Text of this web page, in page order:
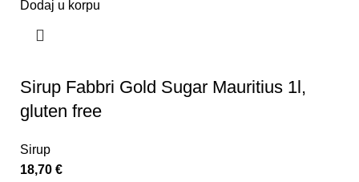
Dodaj u korpu
Sirup Fabbri Gold Sugar Mauritius 1l,
gluten free
Sirup
18,70 €